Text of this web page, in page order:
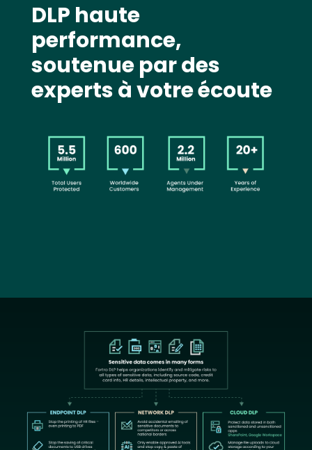
DLP haute
performance,
soutenue par des
experts à votre écoute
Image